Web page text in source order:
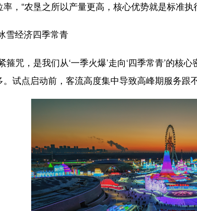
，“农垦之所以产量更高，核心优势就是标准
雪经济四季常青
咒，是我们从‘一季火爆’走向‘四季常青’的核
试点启动前，客流高度集中导致高峰期服务跟